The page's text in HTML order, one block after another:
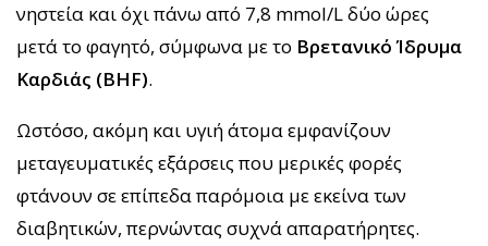
νηστεία και όχι πάνω από 7,8 mmol/L δύο ώρες
μετά το φαγητό, σύμφωνα με το Βρετανικό Ίδρυμα
Καρδιάς (BHF).
Ωστόσο, ακόμη και υγιή άτομα εμφανίζουν
μεταγευματικές εξάρσεις που μερικές φορές
φτάνουν σε επίπεδα παρόμοια με εκείνα των
διαβητικών, περνώντας συχνά απαρατήρητες.